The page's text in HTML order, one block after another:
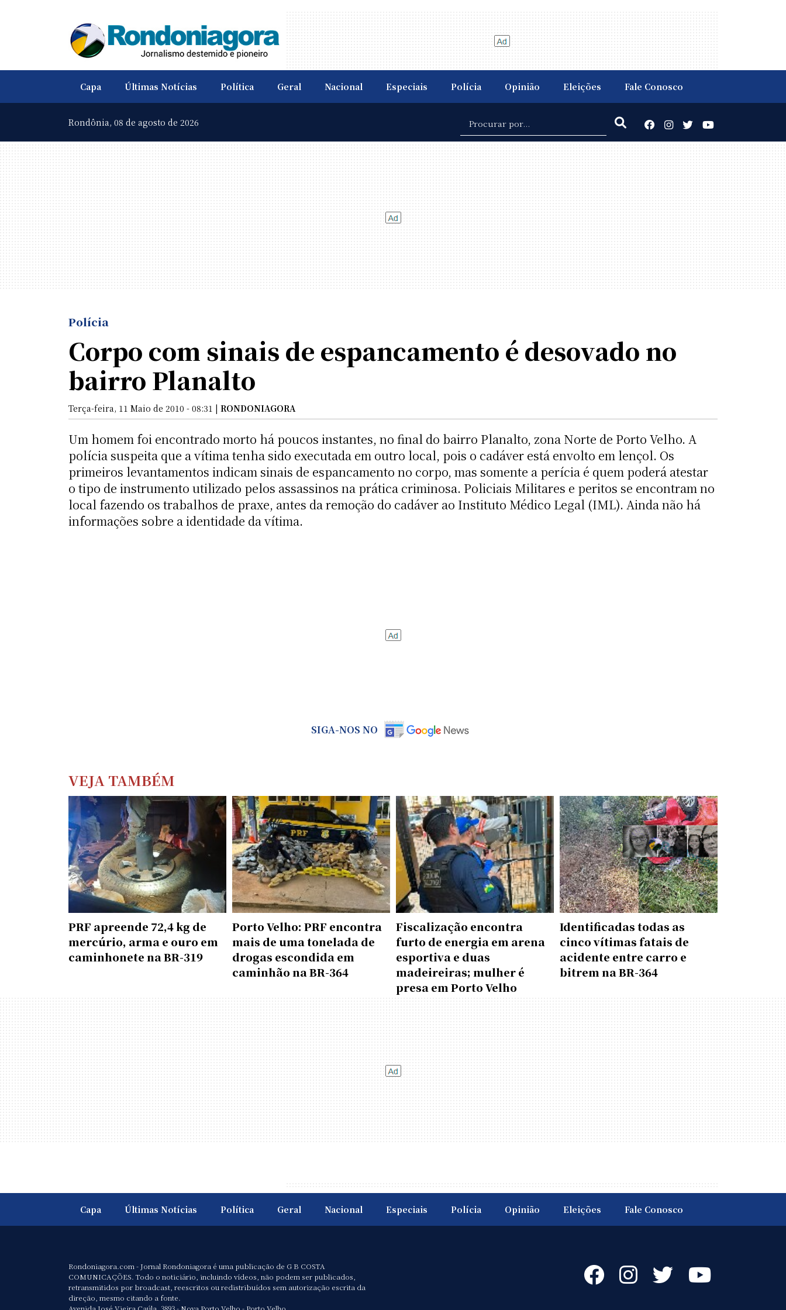
Capa Últimas Notícias Política Geral Nacional Especiais Polícia Opinião Eleições Fale Conosco
Rondônia, 08 de agosto de 2026
Polícia
Corpo com sinais de espancamento é desovado no
bairro Planalto
Terça-feira, 11 Maio de 2010 - 08:31 | RONDONIAGORA
Um homem foi encontrado morto há poucos instantes, no final do bairro Planalto, zona Norte de Porto Velho. A
polícia suspeita que a vítima tenha sido executada em outro local, pois o cadáver está envolto em lençol. Os
primeiros levantamentos indicam sinais de espancamento no corpo, mas somente a perícia é quem poderá atestar
o tipo de instrumento utilizado pelos assassinos na prática criminosa. Policiais Militares e peritos se encontram no
local fazendo os trabalhos de praxe, antes da remoção do cadáver ao Instituto Médico Legal (IML). Ainda não há
informações sobre a identidade da vítima.
SIGA-NOS NO
VEJA TAMBÉM
PRF apreende 72,4 kg de
mercúrio, arma e ouro em
caminhonete na BR-319
Porto Velho: PRF encontra
mais de uma tonelada de
drogas escondida em
caminhão na BR-364
Fiscalização encontra
furto de energia em arena
esportiva e duas
madeireiras; mulher é
presa em Porto Velho
Identificadas todas as
cinco vítimas fatais de
acidente entre carro e
bitrem na BR-364
Capa Últimas Notícias Política Geral Nacional Especiais Polícia Opinião Eleições Fale Conosco
Rondoniagora.com - Jornal Rondoniagora é uma publicação de G B COSTA
COMUNICAÇÕES. Todo o noticiário, incluindo vídeos, não podem ser publicados,
retransmitidos por broadcast, reescritos ou redistribuídos sem autorização escrita da
direção, mesmo citando a fonte.
Avenida José Vieira Caúla, 3893 - Nova Porto Velho - Porto Velho.